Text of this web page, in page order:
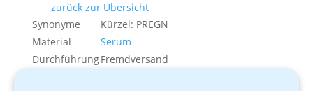
zurück zur Übersicht
Synonyme
Kürzel: PREGN
Material
Serum
DurchführungFremdversand